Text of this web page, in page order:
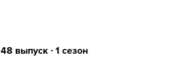
48 выпуск ∙ 1 сезон